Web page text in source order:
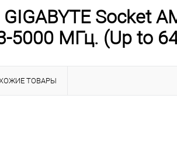
Socket
5000 МГц. (Up to
ТОВАРЫ